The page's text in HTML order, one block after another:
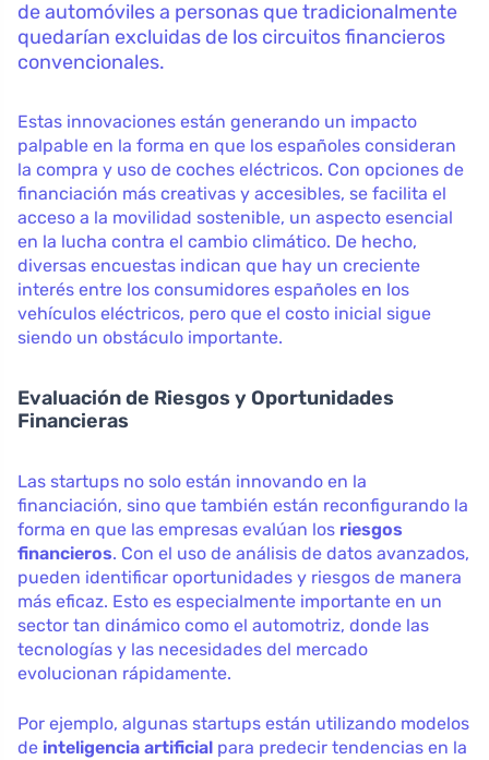
de automóviles a personas que tradicionalmente
quedarían excluidas de los circuitos financieros
convencionales.
Estas innovaciones están generando un impacto
palpable en la forma en que los españoles consideran
la compra y uso de coches eléctricos. Con opciones de
financiación más creativas y accesibles, se facilita el
acceso a la movilidad sostenible, un aspecto esencial
en la lucha contra el cambio climático. De hecho,
diversas encuestas indican que hay un creciente
interés entre los consumidores españoles en los
vehículos eléctricos, pero que el costo inicial sigue
siendo un obstáculo importante.
Evaluación de Riesgos y Oportunidades
Financieras
Las startups no solo están innovando en la
financiación, sino que también están reconfigurando la
forma en que las empresas evalúan los riesgos
financieros. Con el uso de análisis de datos avanzados,
pueden identificar oportunidades y riesgos de manera
más eficaz. Esto es especialmente importante en un
sector tan dinámico como el automotriz, donde las
tecnologías y las necesidades del mercado
evolucionan rápidamente.
Por ejemplo, algunas startups están utilizando modelos
de inteligencia artificial para predecir tendencias en la